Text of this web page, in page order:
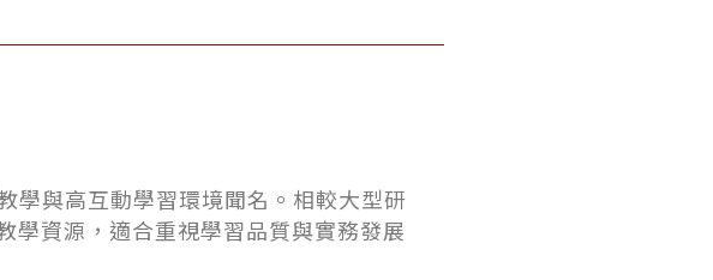
學與高互動學習環境聞名。相較大型研
學資源，適合重視學習品質與實務發展